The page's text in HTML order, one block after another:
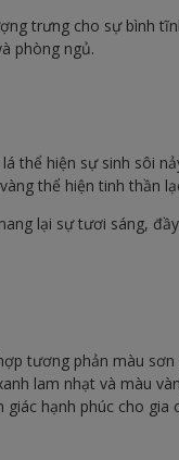
trưng cho sự bình
phòng ngủ.
thể hiện sự sinh sôi
thể hiện tinh thần
lại sự tươi sáng,
tương phản màu
lam nhạt và màu
hạnh phúc cho gia